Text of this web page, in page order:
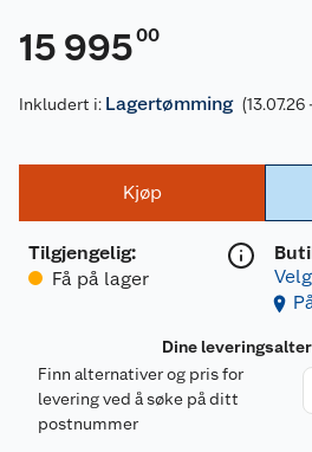
15 99500
Inkludert i: Lagertømming
Kjøp
Tilgjengelig:
Få på lager
Dine
Finn alternativer og pris for
levering ved å søke på ditt
postnummer